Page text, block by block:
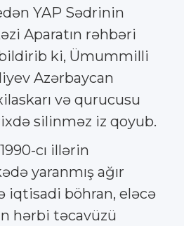
YAP Sədrinin
Aparatın rəhbəri
ki, Ümummilli
Azərbaycan
və qurucusu
silinməz iz qoyub.
cı illərin
yaranmış ağır
iqtisadi böhran, eləcə
hərbi təcavüzü